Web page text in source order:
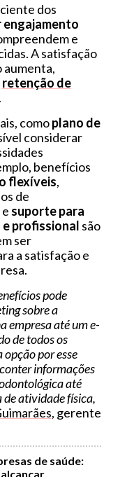
dos
engajamento
e
A satisfação
aumenta,
retenção de
comoplano de
considerar
benefícios
flexíveis,
de
suporte para
profissional são
ser
a satisfação e
pode
sobre a
empresa até um e-
de todos os
por esse
informações
até
atividade física,
, gerente
de saúde: